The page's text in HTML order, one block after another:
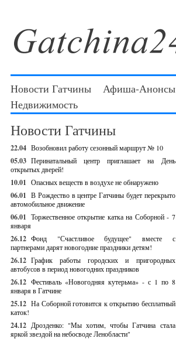
Новости Гатчины Афиша-Анонсы
Недвижимость
Новости Гатчины
22.04 Возобновил работу сезонный маршрут № 10
05.03 Перинатальный центр приглашает на День
открытых дверей!
10.01 Опасных веществ в воздухе не обнаружено
06.01 В Рождество в центре Гатчины будет перекрыто
автомобильное движение
06.01 Торжественное открытие катка на Соборной - 7
января
26.12 Фонд "Счастливое будущее" вместе с
партнерами дарят новогодние праздники детям!
26.12 График работы городских и пригородных
автобусов в период новогодних праздников
26.12 Фестиваль «Новогодняя кутерьма» - с 1 по 8
января в Гатчине
25.12 На Соборной готовится к открытию бесплатный
каток!
24.12 Дрозденко: "Мы хотим, чтобы Гатчина стала
яркой звездой на небосводе Ленобласти"